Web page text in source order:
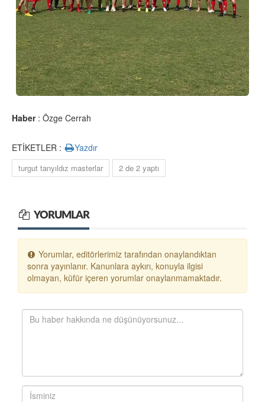
Haber: Özge Cerrah
ETİKETLER : Yazdır
turgut tanyıldız masterlar 2 de 2 yaptı
YORUMLAR
Yorumlar, editörlerimiz tarafından onaylandıktan
sonra yayınlanır. Kanunlara aykırı, konuyla ilgisi
olmayan, küfür içeren yorumlar onaylanmamaktadır.